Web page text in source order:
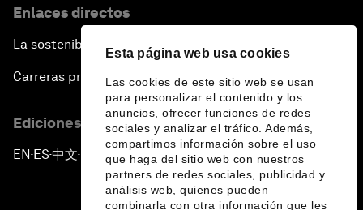
Esta página web usa cookies
Las cookies de este sitio web se usan
para personalizar el contenido y los
anuncios, ofrecer funciones de redes
sociales y analizar el tráfico. Además,
compartimos información sobre el uso
que haga del sitio web con nuestros
partners de redes sociales, publicidad y
análisis web, quienes pueden
combinarla con otra información que les
Enlaces directos
La sostenibilidad en el Foro
Carreras profesionales
Ediciones en otros idiomas
EN ▪ES▪中文▪ 日本語